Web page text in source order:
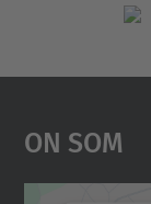
On Som